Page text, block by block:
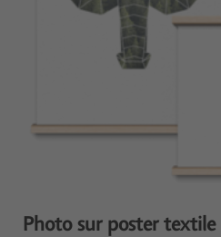
Photo sur poster textile